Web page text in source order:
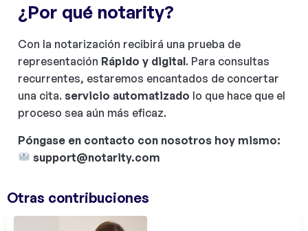
¿Por qué notarity?
Con la notarización recibirá una prueba de
representación Rápido y digital. Para consultas
recurrentes, estaremos encantados de concertar
una cita. servicio automatizado lo que hace que el
proceso sea aún más eficaz.
Póngase en contacto con nosotros hoy mismo:
support@notarity.com
Otras contribuciones